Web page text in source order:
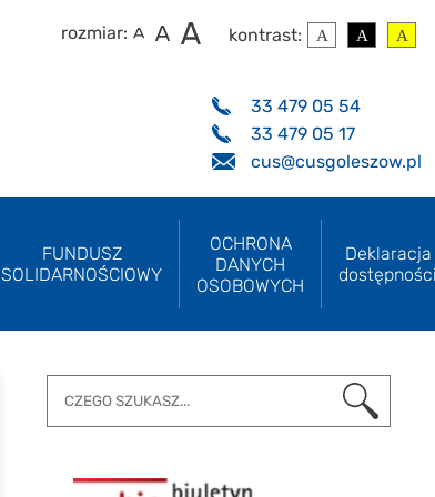
kontrast:
rozmiar:
33 479 05 54
33 479 05 17
cus@cusgoleszow.pl
FUNDUSZ
SOLIDARNOŚCIOWY
OCHRONA
DANYCH
OSOBOWYCH
Deklaracja